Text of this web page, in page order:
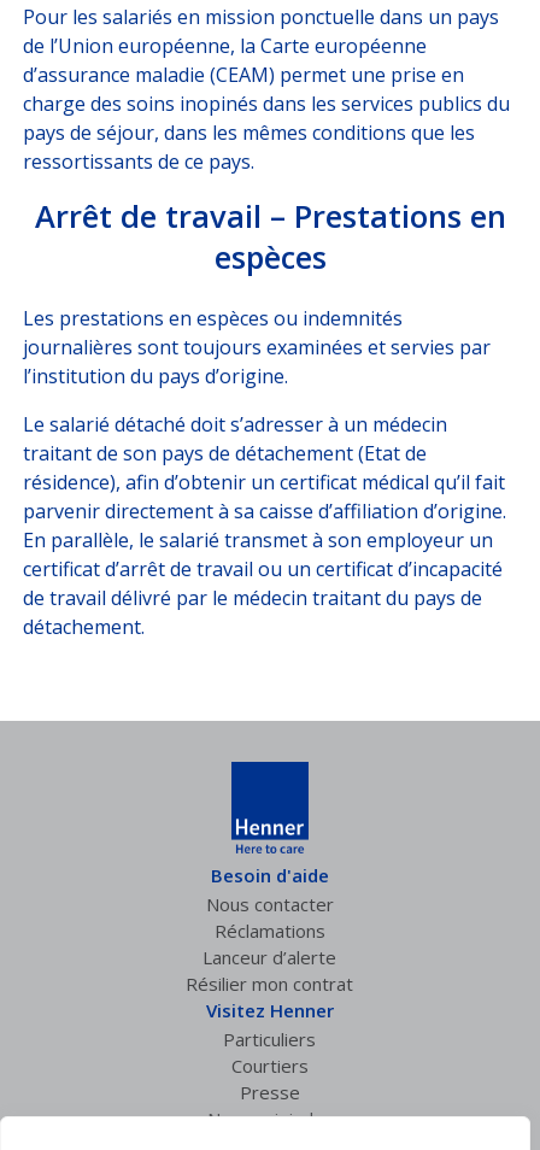
Pour les salariés en mission ponctuelle dans un pays
de l’Union européenne, la Carte européenne
d’assurance maladie (CEAM) permet une prise en
charge des soins inopinés dans les services publics du
pays de séjour, dans les mêmes conditions que les
ressortissants de ce pays.
Arrêt de travail – Prestations en
espèces
Les prestations en espèces ou indemnités
journalières sont toujours examinées et servies par
l’institution du pays d’origine.
Le salarié détaché doit s’adresser à un médecin
traitant de son pays de détachement (Etat de
résidence), afin d’obtenir un certificat médical qu’il fait
parvenir directement à sa caisse d’affiliation d’origine.
En parallèle, le salarié transmet à son employeur un
certificat d’arrêt de travail ou un certificat d’incapacité
de travail délivré par le médecin traitant du pays de
détachement.
Besoin d'aide
Nous contacter
Réclamations
Lanceur d’alerte
Résilier mon contrat
Visitez Henner
Particuliers
Courtiers
Presse
Nous rejoindre